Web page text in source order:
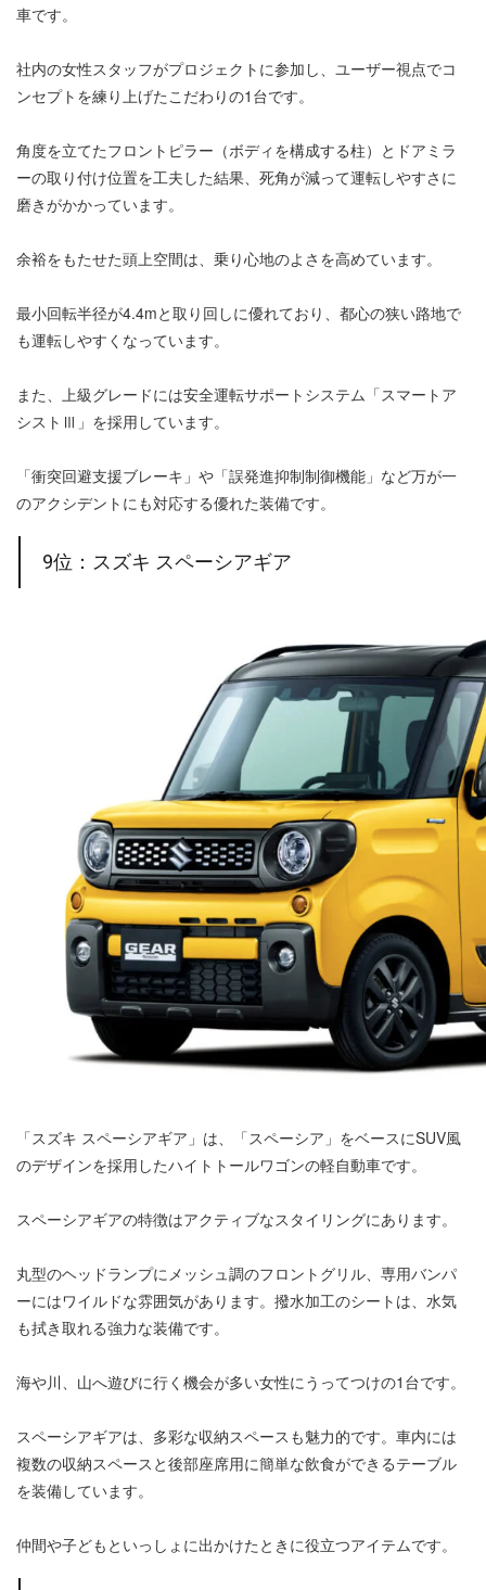
車です。
社内の女性スタッフがプロジェクトに参加し、ユーザー視点でコ
ンセプトを練り上げたこだわりの1台です。
角度を立てたフロントピラー（ボディを構成する柱）とドアミラ
ーの取り付け位置を工夫した結果、死角が減って運転しやすさに
磨きがかかっています。
余裕をもたせた頭上空間は、乗り心地のよさを高めています。
最小回転半径が4.4mと取り回しに優れており、都心の狭い路地で
も運転しやすくなっています。
また、上級グレードには安全運転サポートシステム「スマートア
シストⅢ」を採用しています。
「衝突回避支援ブレーキ」や「誤発進抑制制御機能」など万が一
のアクシデントにも対応する優れた装備です。
9位：スズキ スペーシアギア
「スズキ スペーシアギア」は、「スペーシア」をベースにSUV風
のデザインを採用したハイトトールワゴンの軽自動車です。
スペーシアギアの特徴はアクティブなスタイリングにあります。
丸型のヘッドランプにメッシュ調のフロントグリル、専用バンパ
ーにはワイルドな雰囲気があります。撥水加工のシートは、水気
も拭き取れる強力な装備です。
海や川、山へ遊びに行く機会が多い女性にうってつけの1台です。
スペーシアギアは、多彩な収納スペースも魅力的です。車内には
複数の収納スペースと後部座席用に簡単な飲食ができるテーブル
を装備しています。
仲間や子どもといっしょに出かけたときに役立つアイテムです。